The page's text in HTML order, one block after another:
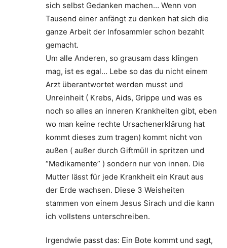
sich selbst Gedanken machen… Wenn von
Tausend einer anfängt zu denken hat sich die
ganze Arbeit der Infosammler schon bezahlt
gemacht.
Um alle Anderen, so grausam dass klingen
mag, ist es egal… Lebe so das du nicht einem
Arzt überantwortet werden musst und
Unreinheit ( Krebs, Aids, Grippe und was es
noch so alles an inneren Krankheiten gibt, eben
wo man keine rechte Ursachenerklärung hat
kommt dieses zum tragen) kommt nicht von
außen ( außer durch Giftmüll in spritzen und
“Medikamente” ) sondern nur von innen. Die
Mutter lässt für jede Krankheit ein Kraut aus
der Erde wachsen. Diese 3 Weisheiten
stammen von einem Jesus Sirach und die kann
ich vollstens unterschreiben.
Irgendwie passt das: Ein Bote kommt und sagt,